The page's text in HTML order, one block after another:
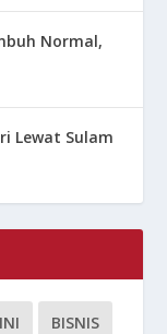
Normal,
Lewat Sulam
BISNIS